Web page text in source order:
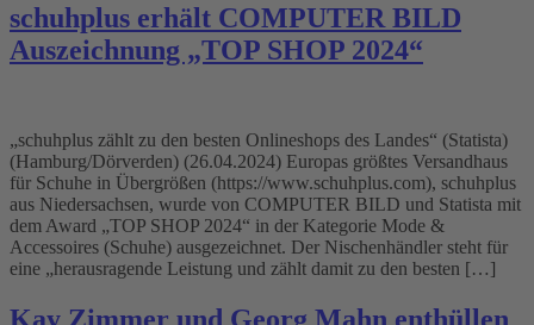
schuhplus erhält COMPUTER BILD
Auszeichnung „TOP SHOP 2024“
„schuhplus zählt zu den besten Onlineshops des Landes“ (Statista)
(Hamburg/Dörverden) (26.04.2024) Europas größtes Versandhaus
für Schuhe in Übergrößen (https://www.schuhplus.com), schuhplus
aus Niedersachsen, wurde von COMPUTER BILD und Statista mit
dem Award „TOP SHOP 2024“ in der Kategorie Mode &
Accessoires (Schuhe) ausgezeichnet. Der Nischenhändler steht für
eine „herausragende Leistung und zählt damit zu den besten […]